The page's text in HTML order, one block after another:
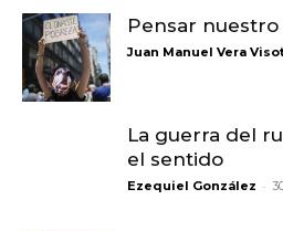
Pensar nuestro
Juan Manuel Vera
La guerra del
el sentido
Ezequiel González -